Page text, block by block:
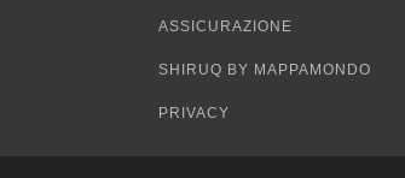
ASSICURAZIONE
SHIRUQ BY MAPPAMONDO
PRIVACY